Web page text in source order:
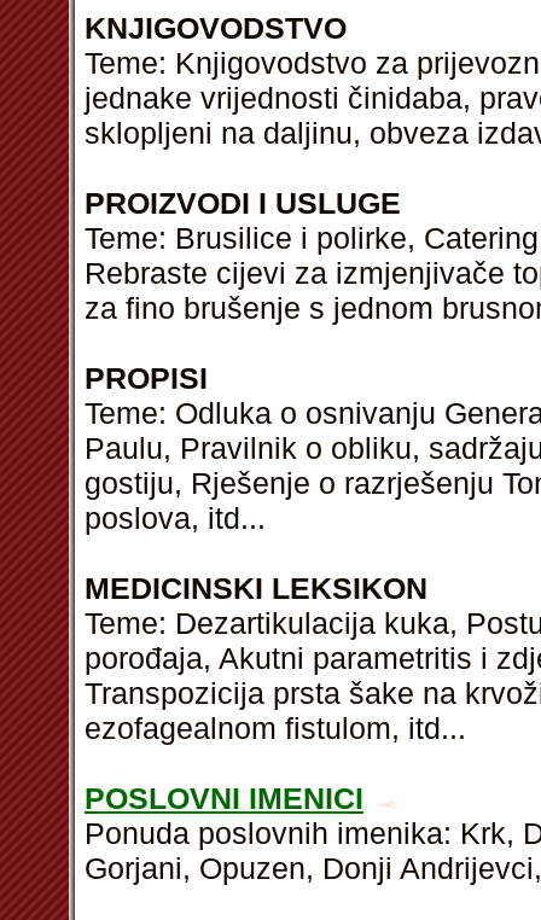
KNJIGOVODSTVO
Teme: Knjigovodstvo za
jednake vrijednosti činidaba,
sklopljeni na daljinu, obveza
PROIZVODI I USLUGE
Teme: Brusilice i polirke,
Rebraste cijevi za izmjenjivače
za fino brušenje s jednom
PROPISI
Teme: Odluka o osnivanju
Paulu, Pravilnik o obliku,
gostiju, Rješenje o razrješenju
poslova, itd...
MEDICINSKI LEKSIKON
Teme: Dezartikulacija kuka,
porođaja, Akutni parametritis i
Transpozicija prsta šake na
ezofagealnom fistulom, itd...
POSLOVNI IMENICI
Ponuda poslovnih imenika: Krk,
Gorjani, Opuzen, Donji